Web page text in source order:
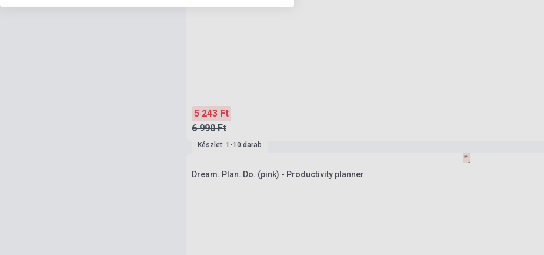
5 243 Ft
6 990 Ft
Készlet: 1-10 darab
Dream. Plan. Do. (pink) - Productivity planner